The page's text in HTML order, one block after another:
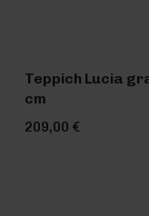
Teppich Lucia
cm
209,00 €